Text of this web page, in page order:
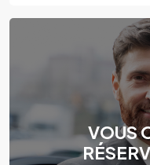
VOUS